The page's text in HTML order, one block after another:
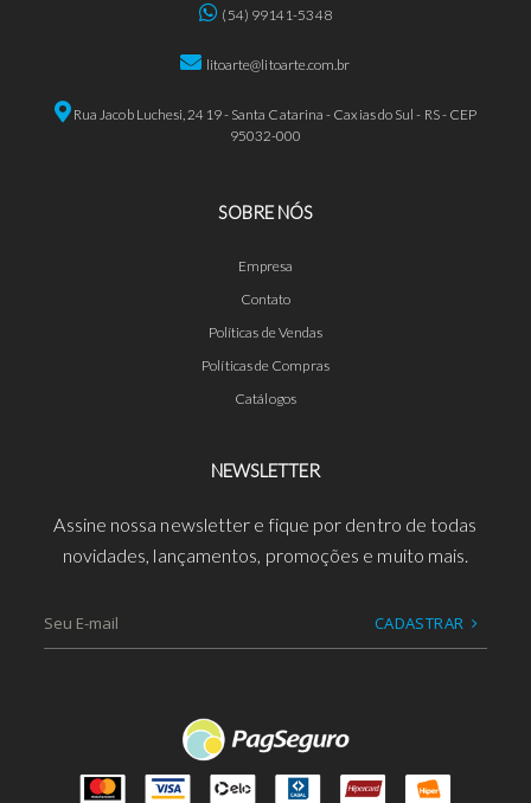
(54) 99141-5348
litoarte@litoarte.com.br
Rua Jacob Luchesi, 2419 - Santa Catarina - Caxias do Sul - RS - CEP
95032-000
SOBRE NÓS
Empresa
Contato
Políticas de Vendas
Políticas de Compras
Catálogos
NEWSLETTER
Assine nossa newsletter e fique por dentro de todas
novidades, lançamentos, promoções e muito mais.
CADASTRAR